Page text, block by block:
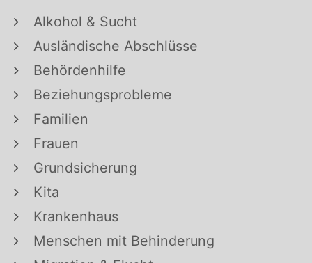
Alkohol & Sucht
Ausländische Abschlüsse
Behördenhilfe
Beziehungsprobleme
Familien
Frauen
Grundsicherung
Kita
Krankenhaus
Menschen mit Behinderung